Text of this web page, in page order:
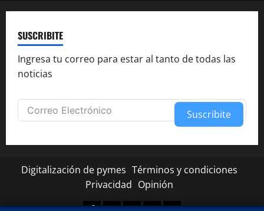
SUSCRIBITE
Ingresa tu correo para estar al tanto de todas las
noticias
Suscribite
Digitalización de pymes Términos y condiciones
Privacidad Opinión
Facebook
TwitterLinkedinYoutubeInstagram